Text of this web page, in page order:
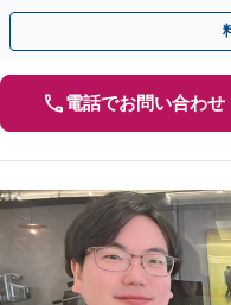
割を」「家族信託／信頼でき
電話でお問い合わせ